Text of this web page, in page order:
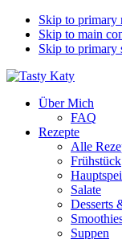
Skip to primary
Skip to main
Skip to primary
Über Mich
FAQ
Rezepte
Alle
Frühstück
Salate
Desserts
Suppen